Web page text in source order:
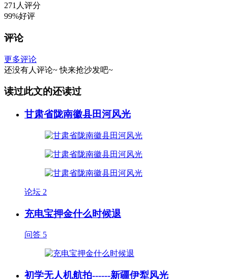
271人评分
99%好评
评论
更多评论
还没有人评论~ 快来抢沙发吧~
读过此文的还读过
甘肃省陇南徽县田河风光
论坛 2
充电宝押金什么时候退
问答 5
初学无人机航拍------新疆伊犁风光